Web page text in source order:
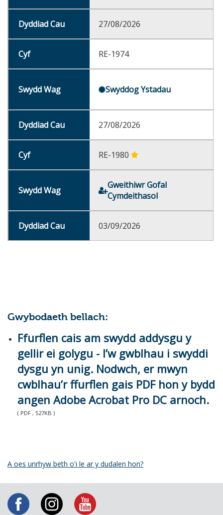
27/08/2026
RE-1974
Swyddog Ystadau
27/08/2026
RE-1980
Gweithiwr Gofal
Cymdeithasol
03/09/2026
Gwybodaeth bellach:
Ffurflen cais am swydd addysgu y
gellir ei golygu - I’w gwblhau i swyddi
dysgu yn unig. Nodwch, er mwyn
cwblhau’r ffurflen gais PDF hon y bydd
angen Adobe Acrobat Pro DC arnoch.
( PDF , 527KB )
A oes unrhyw beth o'i le ar y dudalen hon?